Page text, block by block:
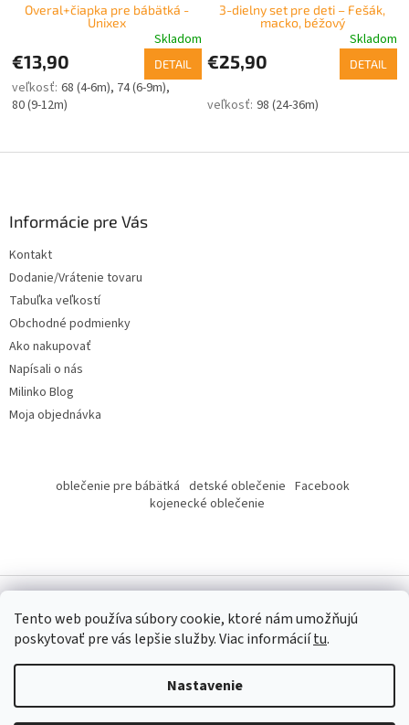
Tento web používa súbory cookie, ktoré nám umožňujú
poskytovať pre vás lepšie služby.Viac informáciítu.
Nastavenie
Overal+čiapka pre bábätká -
Unixex
Skladom
€13,90 DETAIL
68 (4-6m) 74 (6-9m)
80 (9-12m)
3-dielny set pre deti – Fešák,
macko, béžový
Skladom
€25,90 DETAIL
98 (24-36m)
Informácie pre Vás
Kontakt
Dodanie/Vrátenie tovaru
Tabuľka veľkostí
Obchodné podmienky
Ako nakupovať
Napísali o nás
Milinko Blog
Moja objednávka
oblečenie pre bábätká detské oblečenie Facebook
kojenecké oblečenie